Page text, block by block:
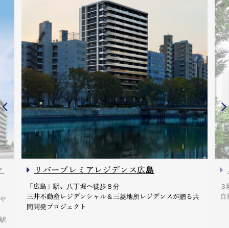
リバープレミアレジデンス広島
「広島」駅、八丁堀へ徒歩８分
三井不動産レジデンシャル＆三菱地所レジデンスが贈る共
同開発プロジェクト
３
自